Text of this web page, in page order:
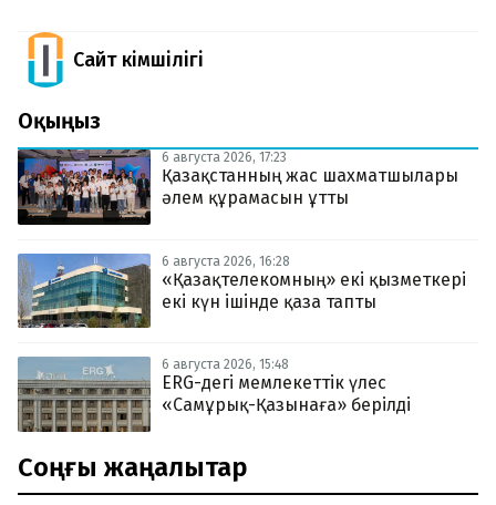
Сайт Әкімшілігі
Оқыңыз
6 августа 2026, 17:23
Қазақстанның жас шахматшылары
әлем құрамасын ұтты
6 августа 2026, 16:28
«Қазақтелекомның» екі қызметкері
екі күн ішінде қаза тапты
6 августа 2026, 15:48
ERG-дегі мемлекеттік үлес
«Самұрық-Қазынаға» берілді
Соңғы жаңалықтар